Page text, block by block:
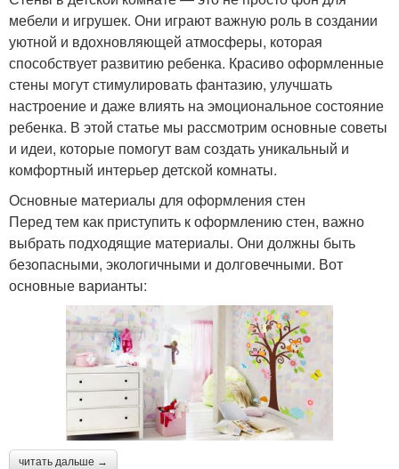
мебели и игрушек. Они играют важную роль в создании
уютной и вдохновляющей атмосферы, которая
способствует развитию ребенка. Красиво оформленные
стены могут стимулировать фантазию, улучшать
настроение и даже влиять на эмоциональное состояние
ребенка. В этой статье мы рассмотрим основные советы
и идеи, которые помогут вам создать уникальный и
комфортный интерьер детской комнаты.
Основные материалы для оформления стен
Перед тем как приступить к оформлению стен, важно
выбрать подходящие материалы. Они должны быть
безопасными, экологичными и долговечными. Вот
основные варианты:
читать дальше →